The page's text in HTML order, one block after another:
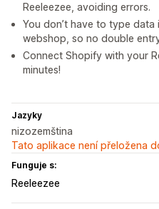
Reeleezee, avoiding errors.
You don’t have to type data
webshop, so no double
Connect Shopify with your
minutes!
Jazyky
nizozemština
Tato aplikace není přeložena
Funguje s:
Reeleezee